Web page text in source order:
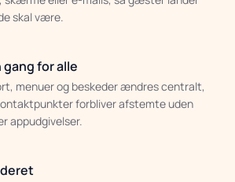
skal være.
for alle
menuer og beskeder ændres centralt,
forbliver afstemte uden
appudgivelser.